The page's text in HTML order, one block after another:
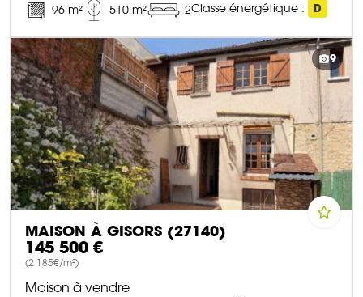
96 m² 510 m² 2Classe énergétique : D
DÉCOUVRIR CE BIEN
9
MAISON À GISORS (27140)
145 500 €
(2 185€/m²)
Maison à vendre